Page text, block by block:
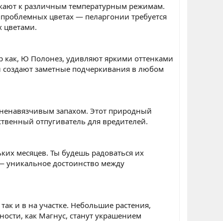
к различным температурным режимам.
цветах — пеларгонии требуется
цветами.
Ю Полонез, удивляют яркими оттенками
заметные подчеркивания в любом
запахом. Этот природный
отпугиватель для вредителей.
месяцев. Ты будешь радоваться их
уникальное достоинство между
и в на участке. Небольшие растения,
как Магнус, станут украшением